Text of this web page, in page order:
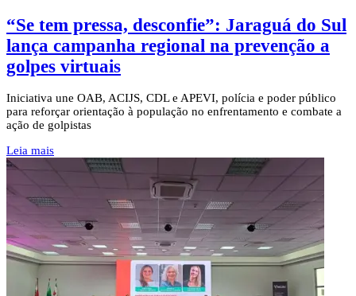
“Se tem pressa, desconfie”: Jaraguá do Sul
lança campanha regional na prevenção a
golpes virtuais
Iniciativa une OAB, ACIJS, CDL e APEVI, polícia e poder público
para reforçar orientação à população no enfrentamento e combate a
ação de golpistas
Leia mais